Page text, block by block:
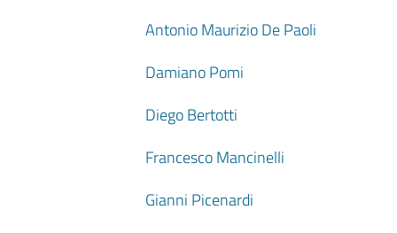
Antonio Maurizio De Paoli
Damiano Pomi
Diego Bertotti
Francesco Mancinelli
Gianni Picenardi